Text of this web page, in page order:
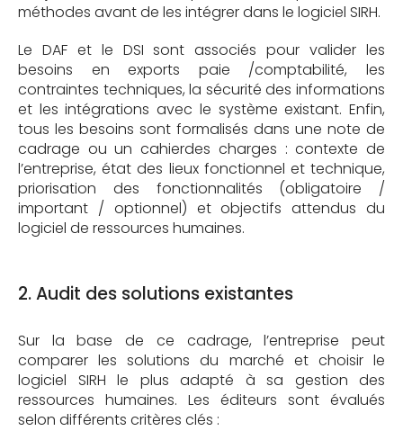
méthodes avant de les intégrer dans le logiciel SIRH.
Le DAF et le DSI sont associés pour valider les
besoins en exports paie /comptabilité, les
contraintes techniques, la sécurité des informations
et les intégrations avec le système existant. Enfin,
tous les besoins sont formalisés dans une note de
cadrage ou un cahierdes charges : contexte de
l’entreprise, état des lieux fonctionnel et technique,
priorisation des fonctionnalités (obligatoire /
important / optionnel) et objectifs attendus du
logiciel de ressources humaines.
2. Audit des solutions existantes
Sur la base de ce cadrage, l’entreprise peut
comparer les solutions du marché et choisir le
logiciel SIRH le plus adapté à sa gestion des
ressources humaines. Les éditeurs sont évalués
selon différents critères clés :